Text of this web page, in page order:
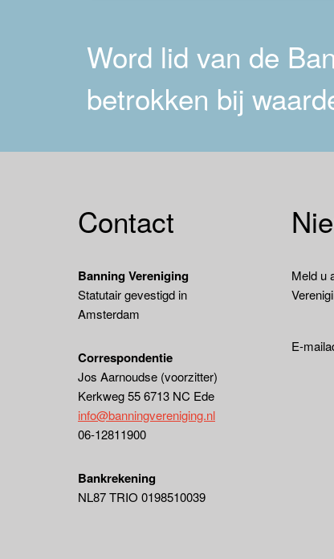
WILLEM
BANNING
Word lid van de
betrokken bij
Contact
Banning Vereniging
Statutair gevestigd in
Amsterdam
Correspondentie
Jos Aarnoudse (voorzitter)
Kerkweg 55 6713 NC Ede
info@banningvereniging.nl
06-12811900
Bankrekening
NL87 TRIO 0198510039
Meld u
E-